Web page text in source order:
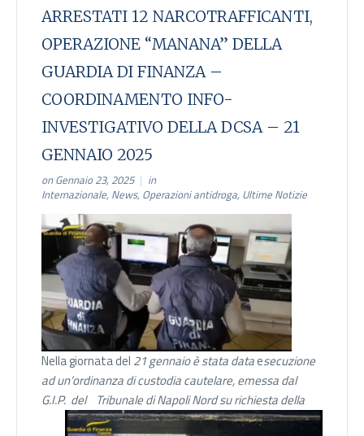
ARRESTATI 12 NARCOTRAFFICANTI,
OPERAZIONE “MANANA” DELLA
GUARDIA DI FINANZA –
COORDINAMENTO INFO-
INVESTIGATIVO DELLA DCSA – 21
GENNAIO 2025
on Gennaio 23, 2025
in
Internazionale, News, Operazioni antidroga, Ultime Notizie
Nella giornata del 21 gennaio è stata dataesecuzione
ad un’ordinanza di custodia cautelare, emessa dal
G.I.P. del Tribunale di Napoli Nord su richiesta della